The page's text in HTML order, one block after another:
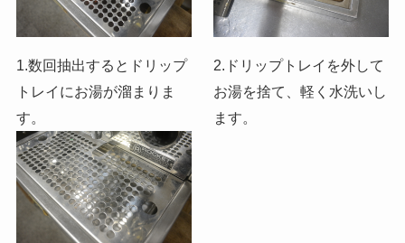
1.数回抽出するとドリップ
トレイにお湯が溜まりま
す。
2.ドリップトレイを外して
お湯を捨て、軽く水洗いし
ます。